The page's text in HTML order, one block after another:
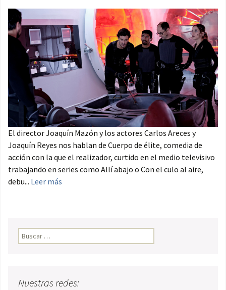
El director Joaquín Mazón y los actores Carlos Areces y
Joaquín Reyes nos hablan de Cuerpo de élite, comedia de
acción con la que el realizador, curtido en el medio televisivo
trabajando en series como Allí abajo o Con el culo al aire,
debu... Leer más
Buscar:
Nuestras redes: